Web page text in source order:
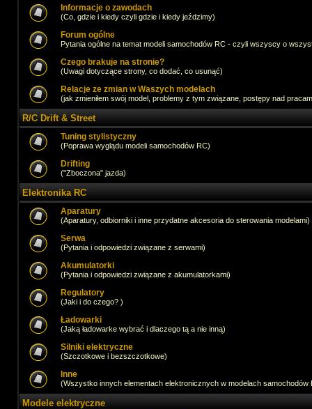
Informacje o zawodach
(Co, gdzie i kiedy czyli gdzie i kiedy jeździmy)
Forum ogólne
Pytania ogólne na temat modeli samochodów RC - czyli wszyscy o
Czego brakuje na stronie?
(Uwagi dotyczące strony, co dodać, co usunąć)
Relacje ze zmian w Waszych modelach
(jak zmieniłem swój model, problemy z tym związane, postępy nad
R/C Drift & Street
Tuning stylistyczny
(Poprawa wyglądu modeli samochodów RC)
Drifting
("Zboczona" jazda)
Elektronika RC
Aparatury
(Aparatury, odbiorniki i inne przydatne akcesoria do sterowania modelami)
Serwa
(Pytania i odpowiedzi związane z serwami)
Akumulatorki
(Pytania i odpowiedzi związane z akumulatorkami)
Regulatory
(Jaki i do czego? )
Ładowarki
(Jaką ładowarke wybrać i dlaczego tą a nie inną)
Silniki elektryczne
(Szczotkowe i bezszczotkowe)
Inne
(Wszystko innych elementach elektronicznych w modelach samochodów
Modele elektryczne